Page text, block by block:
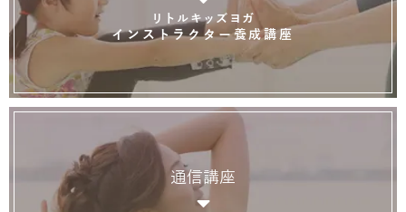
リトルキッズヨガ
インストラクター養成講座
通信講座